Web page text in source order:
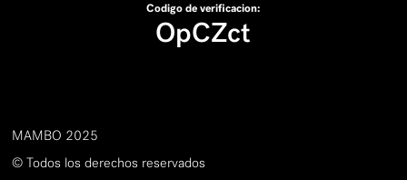
Codigo de verificacion:
OpCZct
MAMBO 2025
© Todos los derechos reservados